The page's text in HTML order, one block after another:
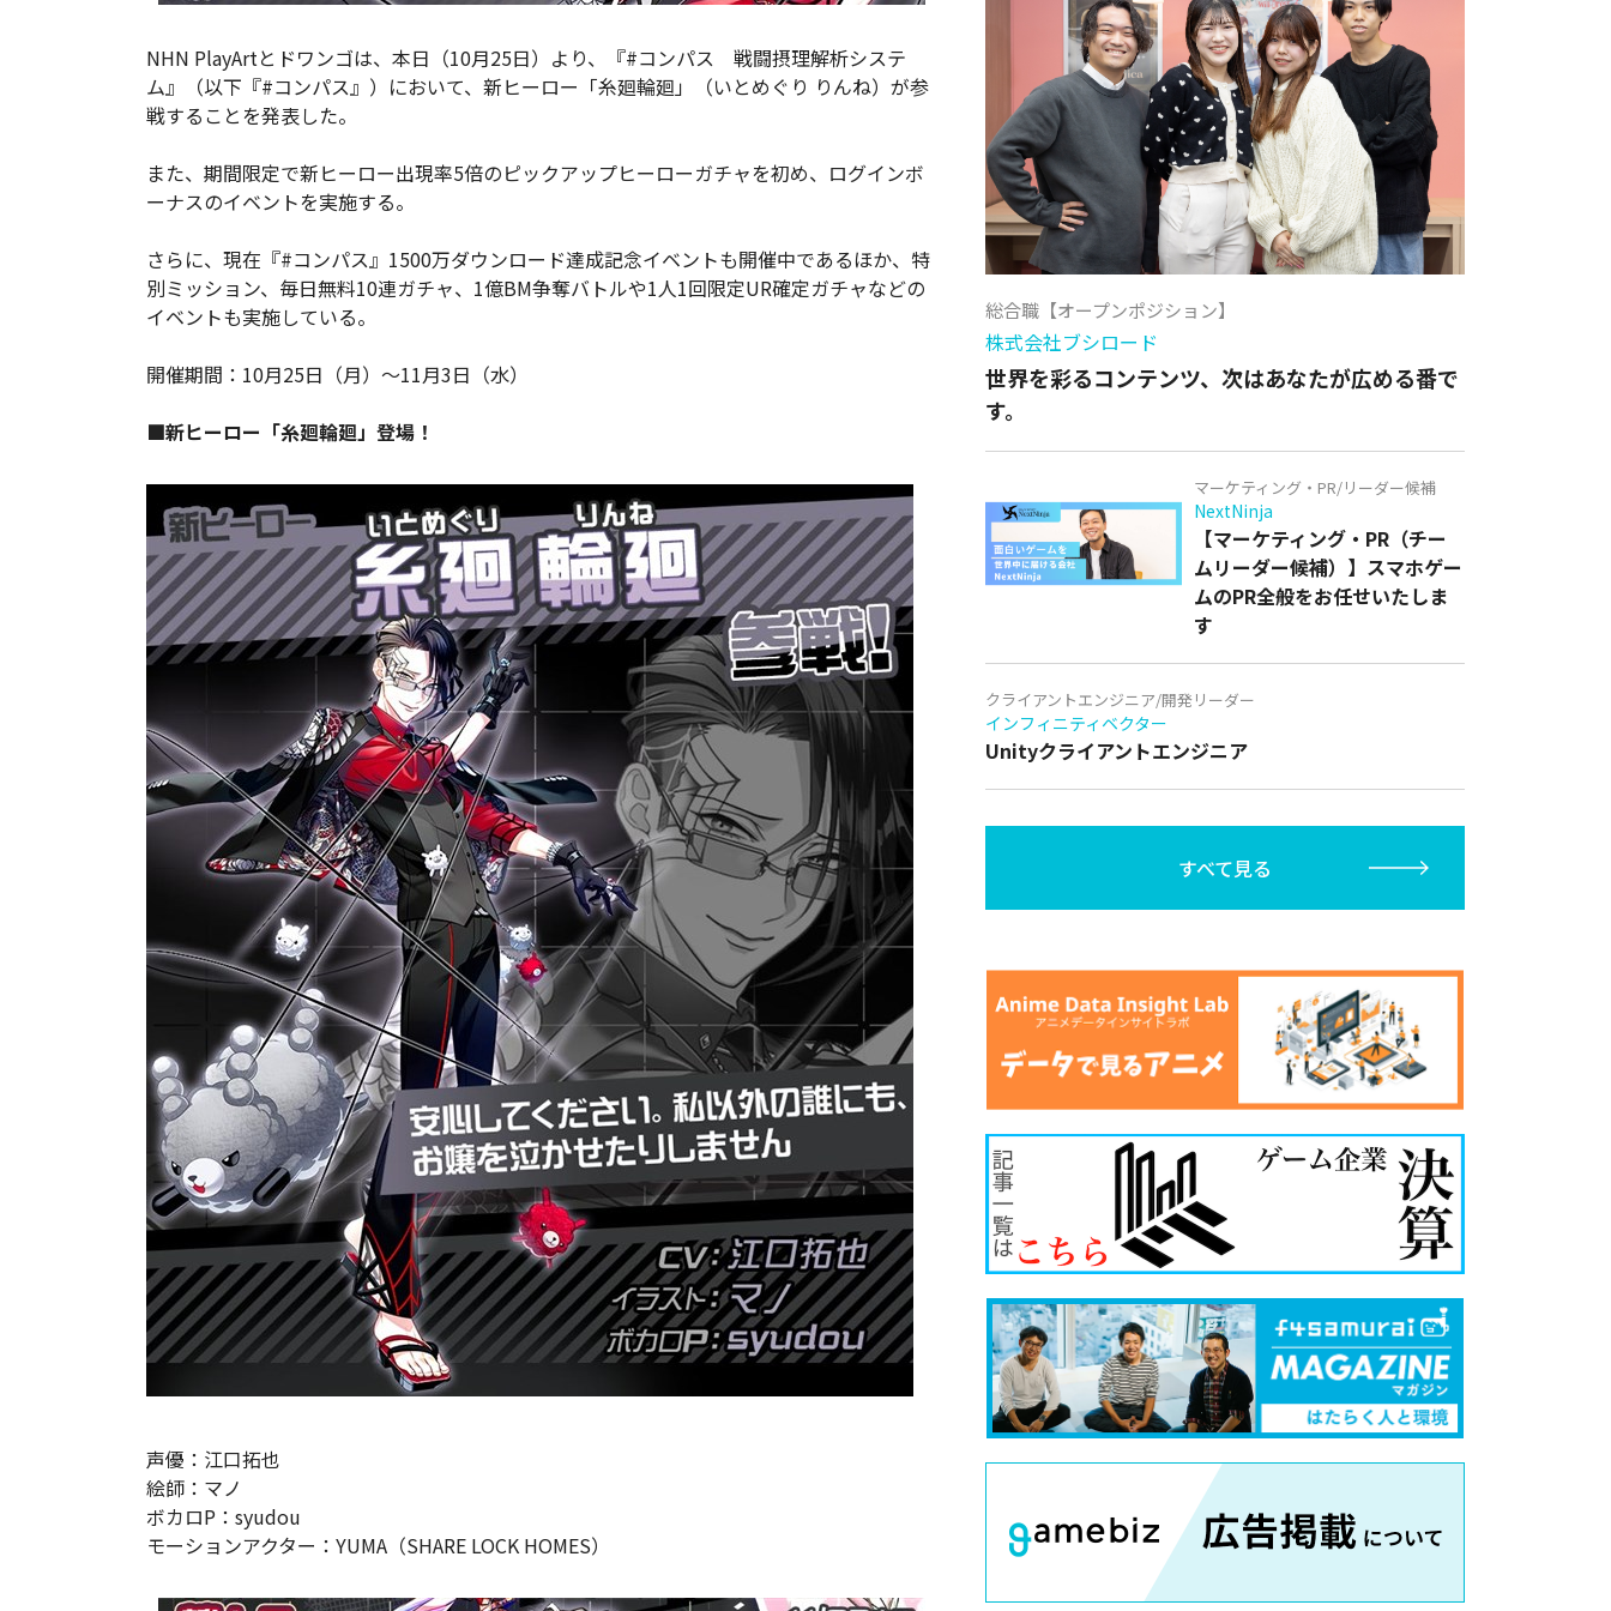
NHN PlayArtとドワンゴは、本日（10月25日）より、『#コンパス 戦闘摂理解析システ
ム』（以下『#コンパス』）において、新ヒーロー「糸廻輪廻」（いとめぐり りんね）が参
戦することを発表した。
また、期間限定で新ヒーロー出現率5倍のピックアップヒーローガチャを初め、ログインボ
ーナスのイベントを実施する。
さらに、現在『#コンパス』1500万ダウンロード達成記念イベントも開催中であるほか、特
別ミッション、毎日無料10連ガチャ、1億BM争奪バトルや1人1回限定UR確定ガチャなどの
イベントも実施している。
開催期間：10月25日（月）～11月3日（水）
■新ヒーロー「糸廻輪廻」登場！
声優：江口拓也
絵師：マノ
ボカロP：syudou
モーションアクター：YUMA（SHARE LOCK HOMES）
総合職【オープンポジション】
株式会社ブシロード
世界を彩るコンテンツ、次はあなたが広める番で
す。
マーケティング・PR/リーダー候補
NextNinja
【マーケティング・PR（チー
ムリーダー候補）】スマホゲー
ムのPR全般をお任せいたしま
す
クライアントエンジニア/開発リーダー
インフィニティベクター
Unityクライアントエンジニア
すべて見る